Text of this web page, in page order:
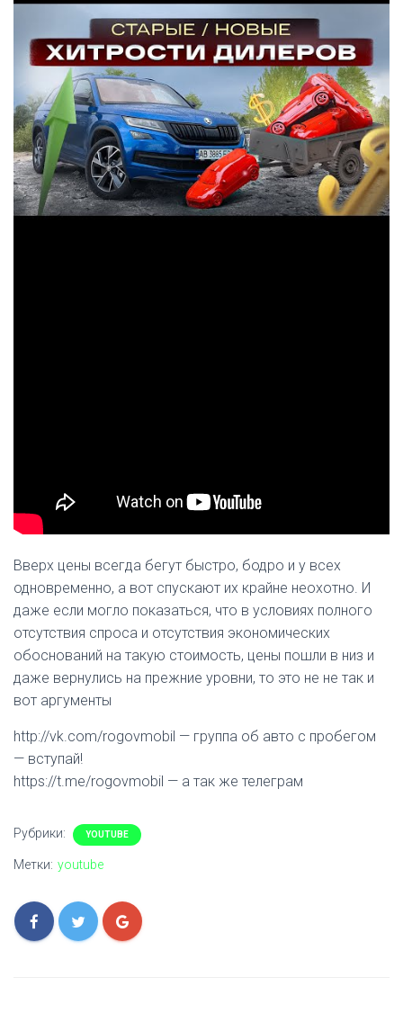
Вверх цены всегда бегут быстро, бодро и у всех
одновременно, а вот спускают их крайне неохотно. И
даже если могло показаться, что в условиях полного
отсутствия спроса и отсутствия экономических
обоснований на такую стоимость, цены пошли в низ и
даже вернулись на прежние уровни, то это не не так и
вот аргументы
http://vk.com/rogovmobil — группа об авто с пробегом
— вступай!
https://t.me/rogovmobil — а так же телеграм
Рубрики: YOUTUBE
Метки: youtube